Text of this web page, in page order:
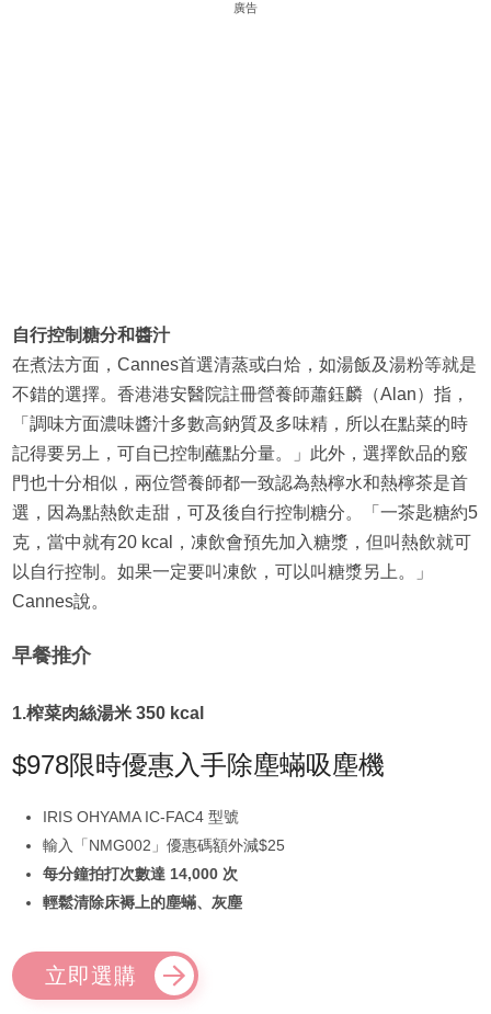
廣告
自行控制糖分和醬汁
在煮法方面，Cannes首選清蒸或白烚，如湯飯及湯粉等就是
不錯的選擇。香港港安醫院註冊營養師蕭鈺麟（Alan）指，
「調味方面濃味醬汁多數高鈉質及多味精，所以在點菜的時
記得要另上，可自已控制蘸點分量。」此外，選擇飲品的竅
門也十分相似，兩位營養師都一致認為熱檸水和熱檸茶是首
選，因為點熱飲走甜，可及後自行控制糖分。「一茶匙糖約5
克，當中就有20 kcal，凍飲會預先加入糖漿，但叫熱飲就可
以自行控制。如果一定要叫凍飲，可以叫糖漿另上。」
Cannes說。
早餐推介
1.榨菜肉絲湯米 350 kcal
$978限時優惠入手除塵蟎吸塵機
IRIS OHYAMA IC-FAC4 型號
輸入「NMG002」優惠碼額外減$25
每分鐘拍打次數達 14,000 次
輕鬆清除床褥上的塵蟎、灰塵
立即選購